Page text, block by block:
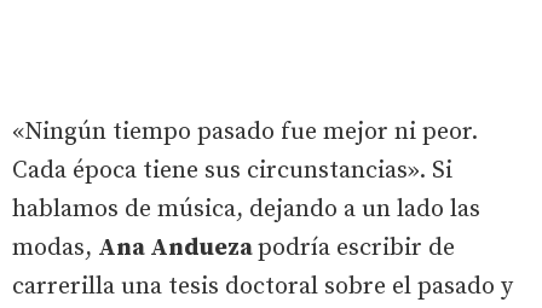
«Ningún tiempo pasado fue mejor ni peor.
Cada época tiene sus circunstancias». Si
hablamos de música, dejando a un lado las
modas, Ana Anduezapodría escribir de
carrerilla una tesis doctoral sobre el pasado y